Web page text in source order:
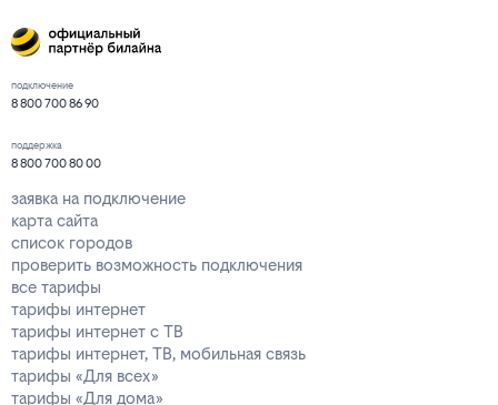
подключение
8 800 700 86 90
поддержка
8 800 700 80 00
заявка на подключение
карта сайта
список городов
проверить возможность подключения
все тарифы
тарифы интернет
тарифы интернет с ТВ
тарифы интернет, ТВ, мобильная связь
тарифы «Для всех»
тарифы «Для дома»